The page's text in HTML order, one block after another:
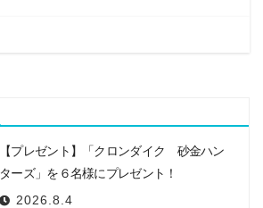
【プレゼント】「クロンダイク 砂金ハン
ターズ」を６名様にプレゼント！
2026.8.4